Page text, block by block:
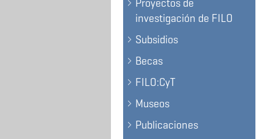
Proyectos de
investigación de FILO
Subsidios
Becas
FILO:CyT
Museos
Publicaciones